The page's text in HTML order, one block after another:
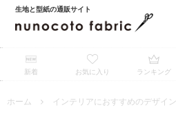
生地と型紙の通販サイト
新着 お気に入り ランキング
ホーム インテリアにおすすめのデザイン